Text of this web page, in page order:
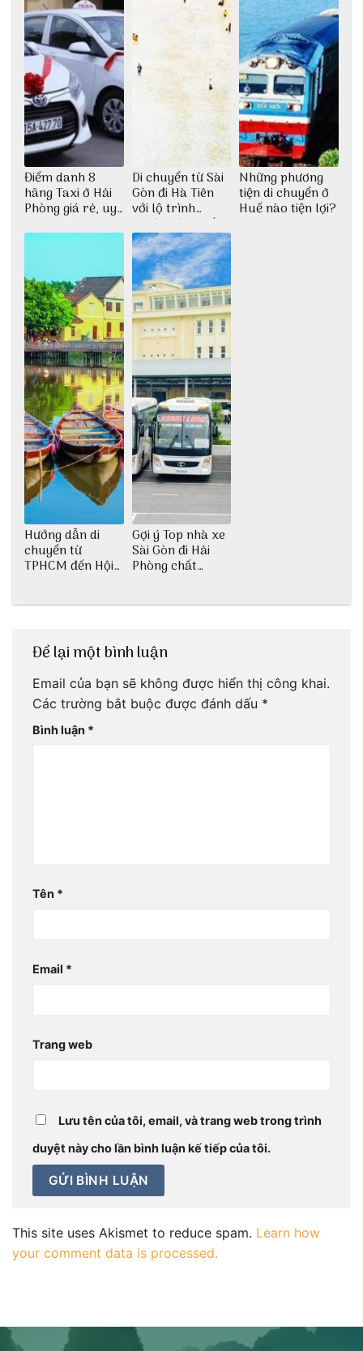
Điểm danh 8
hãng Taxi ở Hải
Phòng giá rẻ, uy
Di chuyển từ Sài
Gòn đi Hà Tiên
với lộ trình
thuận tiện nhất
Những phương
tiện di chuyển ở
Huế nào tiện lợi?
Hướng dẫn di
chuyển từ
TPHCM đến Hội
Gợi ý Top nhà xe
Sài Gòn đi Hải
Phòng chất
Để lại một bình luận
Email của bạn sẽ không được hiển thị công khai.
Các trường bắt buộc được đánh dấu *
Bình luận *
Tên *
Email *
Trang web
Lưu tên của tôi, email, và trang web trong trình
duyệt này cho lần bình luận kế tiếp của tôi.
This site uses Akismet to reduce spam. Learn how
your comment data is processed.